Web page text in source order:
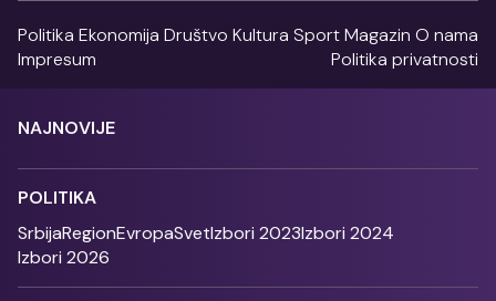
Politika Ekonomija Društvo Kultura SportMagazin O nama
Impresum
Politika privatnosti
NAJNOVIJE
POLITIKA
SrbijaRegionEvropaSvetIzbori 2023Izbori 2024
Izbori 2026